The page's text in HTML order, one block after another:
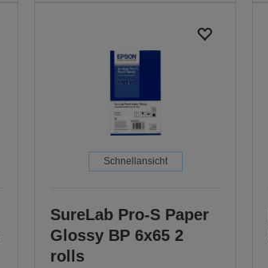
Schnellansicht
SureLab Pro-S Paper
Glossy BP 6x65 2
rolls